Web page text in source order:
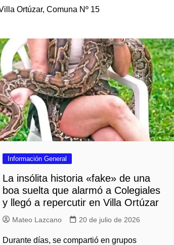
Ortúzar, Comuna Nº 15
Información General
La insólita historia «fake» de una
boa suelta que alarmó a Colegiales
y llegó a repercutir en Villa Ortúzar
Mateo Lazcano 20 de julio de 2026
Durante días, se compartió en grupos